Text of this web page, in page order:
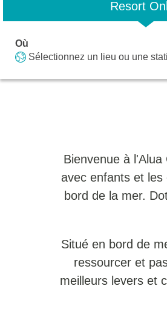
Resort
Où
Sélectionnez un lieu ou une
Bienvenue à
avec enfants et
bord de la mer.
Situé en bord de
ressourcer et
meilleurs levers et